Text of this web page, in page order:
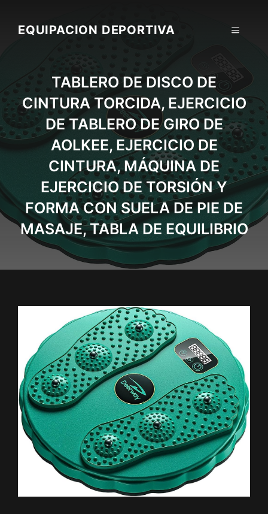
contentEQUIPACION DEPORTIVA MENU
TABLERO DE DISCO DE
CINTURA TORCIDA, EJERCICIO
DE TABLERO DE GIRO DE
AOLKEE, EJERCICIO DE
CINTURA, MÁQUINA DE
EJERCICIO DE TORSIÓN Y
FORMA CON SUELA DE PIE DE
MASAJE, TABLA DE EQUILIBRIO